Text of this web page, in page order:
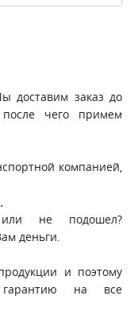
доставим заказ до
чего примем
компанией,
.
не подошел?
деньги.
и поэтому
гарантию на все